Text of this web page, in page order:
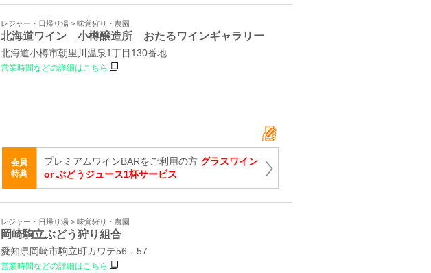
レジャー・日帰り湯 > 味覚狩り・農園
北海道ワイン 小樽醸造所 おたるワインギャラリー
北海道小樽市朝里川温泉1丁目130番地
営業時間などの詳細はこちら
会員
特典
プレミアムワインBARをご利用の方 グラスワイン
or ぶどうジュース1杯サービス
レジャー・日帰り湯 > 味覚狩り・農園
岡崎駒立ぶどう狩り組合
愛知県岡崎市駒立町カワテ56．57
営業時間などの詳細はこちら